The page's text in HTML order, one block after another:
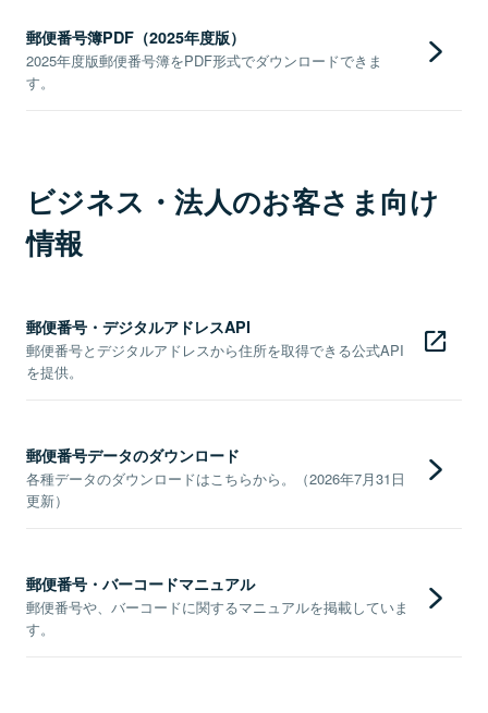
郵便番号簿PDF（2025年度版）
2025年度版郵便番号簿をPDF形式でダウンロードできま
す。
ビジネス・法人のお客さま向け
情報
郵便番号・デジタルアドレスAPI
郵便番号とデジタルアドレスから住所を取得できる公式API
を提供。
郵便番号データのダウンロード
各種データのダウンロードはこちらから。（2026年7月31日
更新）
郵便番号・バーコードマニュアル
郵便番号や、バーコードに関するマニュアルを掲載していま
す。